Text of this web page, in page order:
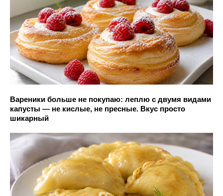
Вареники больше не покупаю: леплю с двумя видами
капусты — не кислые, не пресные. Вкус просто
шикарный